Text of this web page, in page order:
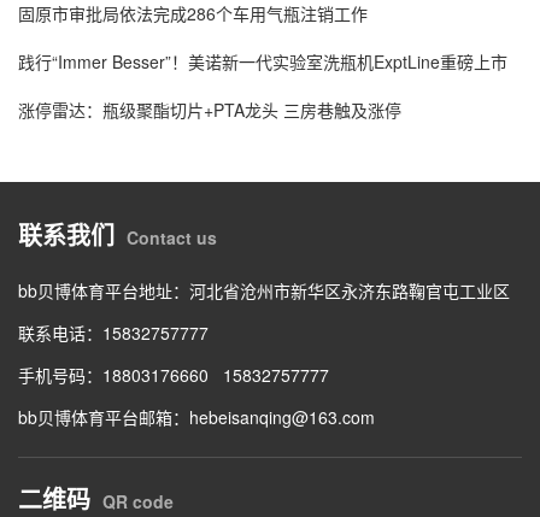
固原市审批局依法完成286个车用气瓶注销工作
践行“Immer Besser”！美诺新一代实验室洗瓶机ExptLine重磅上市
涨停雷达：瓶级聚酯切片+PTA龙头 三房巷触及涨停
联系我们 Contact us
bb贝博体育平台地址： 河北省沧州市新华区永济东路鞠官屯工业区
联系电话： 15832757777
手机号码： 18803176660
15832757777
bb贝博体育平台邮箱： hebeisanqing@163.com
二维码 QR code